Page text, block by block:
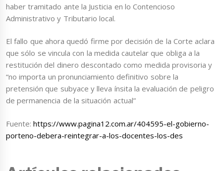
haber tramitado ante la Justicia en lo Contencioso
Administrativo y Tributario local.
El fallo que ahora quedó firme por decisión de la Corte aclara
que sólo se vincula con la medida cautelar que obliga a la
restitución del dinero descontado como medida provisoria y
“no importa un pronunciamiento definitivo sobre la
pretensión que subyace y lleva ínsita la evaluación de peligro
de permanencia de la situación actual”
Fuente:https://www.pagina12.com.ar/404595-el-gobierno-
porteno-debera-reintegrar-a-los-docentes-los-des